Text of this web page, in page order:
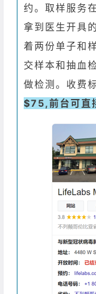
约。取样服务
拿到医生开具
着两份单子和
交样本和抽血
做检测。收费
$75,前台可直